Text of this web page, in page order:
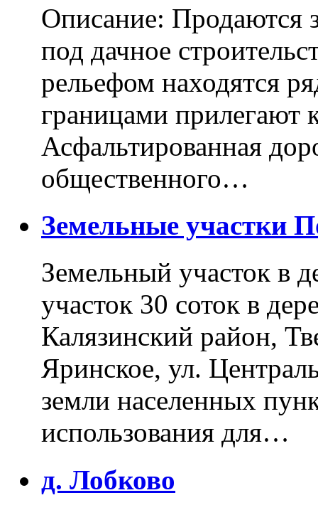
Описание: Продаются
под дачное
рельефом находятся
границами прилегают
Асфальтированная
общественного…
Земельные участки
Земельный участок в
участок 30 соток в
Калязинский район,
Яринское, ул.
земли населенных
использования для…
д. Лобково